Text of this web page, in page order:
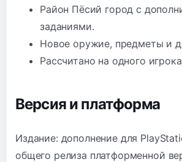
Район Пёсий город с
заданиями.
Новое оружие, предметы и
Рассчитано на одного
Версия и платформа
Издание: дополнение для
общего релиза платформенной